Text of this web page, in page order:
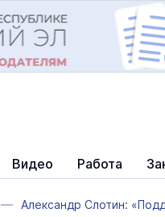
Видео Работа
Александр Слотин: